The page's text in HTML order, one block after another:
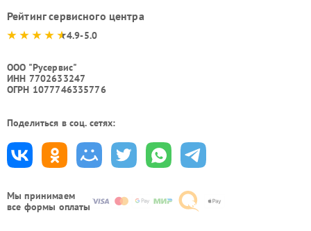
Мы принимаем
все формы оплаты
Рейтинг сервисного центра
4.9-5.0
ООО "Русервис"
ИНН 7702633247
ОГРН 1077746335776
Поделиться в соц. сетях: